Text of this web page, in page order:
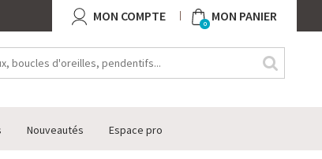
MON COMPTE 0 MON PANIER
Nouveautés Espace pro